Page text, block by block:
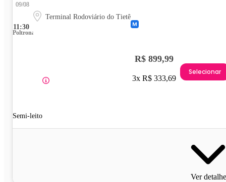
11:30
09/08
Terminal Rodoviário do Tietê
Poltrona
Semi-leito
R$ 899,99
3x R$ 333,69
Selecionar
Ver